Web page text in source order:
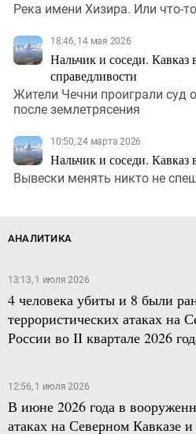
Река имени Хизира. Или что-
18:46, 14 мая 2026
Нальчик и соседи. Кавказ
справедливости
Жители Чечни проиграли суд
после землетрясения
10:50, 24 марта 2026
Нальчик и соседи. Кавказ
Вывески менять никто не
АНАЛИТИКА
13:13, 1 июля 2026
4 человека убиты и 8 были
террористических атаках на
России во II квартале 2026
12:56, 1 июля 2026
В июне 2026 года в
атаках на Северном Кавказе